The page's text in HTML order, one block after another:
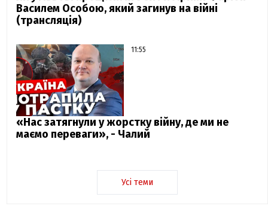
Василем Особою, який загинув на війні
(трансляція)
11:55
«Нас затягнули у жорстку війну, де ми не
маємо переваги», - Чалий
Усі теми